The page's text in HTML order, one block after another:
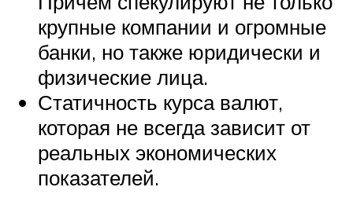
крупные компании и огромные
банки, но также юридически и
физические лица.
Статичность курса валют,
которая не всегда зависит от
реальных экономических
показателей.